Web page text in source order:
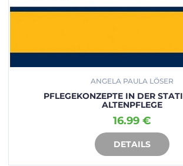
ANGELA PAULA LÖSER
PFLEGEKONZEPTE IN DER
ALTENPFLEGE
16.99 €
DETAILS
IN DEN WARENKORB